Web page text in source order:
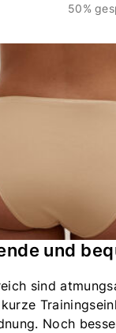
50%
und
sind
Noch